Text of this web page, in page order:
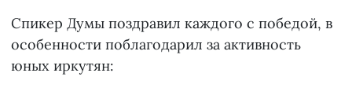
Спикер Думы поздравил каждого с победой, в
особенности поблагодарил за активность
юных иркутян: